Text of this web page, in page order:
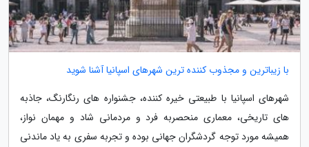
با زیباترین و مجذوب کننده ترین شهرهای اسپانیا آشنا شوید
شهرهای اسپانیا با طبیعتی خیره کننده، جشنواره های رنگارنگ، جاذبه
های تاریخی، معماری منحصربه فرد و مردمانی شاد و مهمان نواز،
همیشه مورد توجه گردشگران جهانی بوده و تجربه سفری به یاد ماندنی